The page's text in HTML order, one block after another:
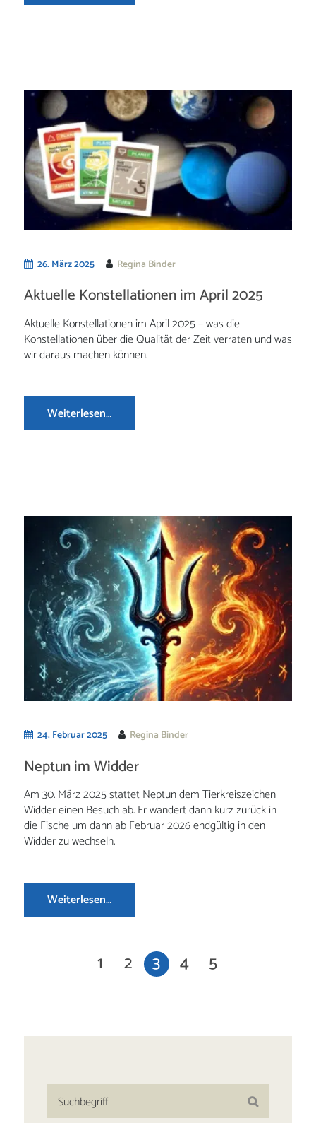
26. März 2025 Regina Binder
Aktuelle Konstellationen im April 2025
Aktuelle Konstellationen im April 2025 – was die
Konstellationen über die Qualität der Zeit verraten und was
wir daraus machen können.
Weiterlesen…
24. Februar 2025 Regina Binder
Neptun im Widder
Am 30. März 2025 stattet Neptun dem Tierkreiszeichen
Widder einen Besuch ab. Er wandert dann kurz zurück in
die Fische um dann ab Februar 2026 endgültig in den
Widder zu wechseln.
Weiterlesen…
1 2 3 4 5